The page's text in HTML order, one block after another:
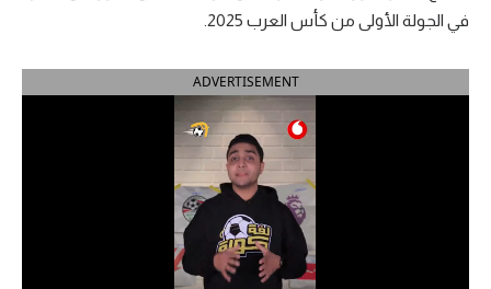
أمريكا 2026
الدوري المصري
الدوري الإنجليزي الممتاز
في الجولة الأولى من كأس العرب 2025.
ADVERTISEMENT